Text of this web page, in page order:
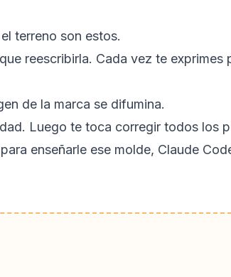
terreno son estos.
reescribirla. Cada vez te exprimes
de la marca se difumina.
Luego te toca corregir todos los
enseñarle ese molde, Claude